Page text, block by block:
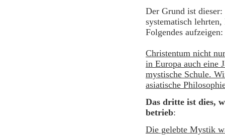
Der Grund ist
systematisch
Christentum nicht
in Europa auch eine
mystische Schule.
asiatische
Das dritte ist dies,
betrieb
Die gelebte Mystik